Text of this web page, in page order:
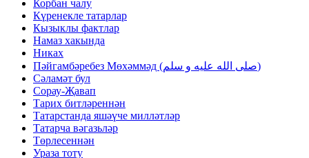
Корбан чалу
Күренекле татарлар
Кызыклы фактлар
Намаз хакында
Никах
Пәйгамбәребез Мөхәммәд (صلى الله عليه و سلم)
Сәламәт бул
Сорау-Җавап
Тарих битләреннән
Татарстанда яшәүче милләтләр
Татарча вәгазьләр
Төрлесеннән
Ураза тоту